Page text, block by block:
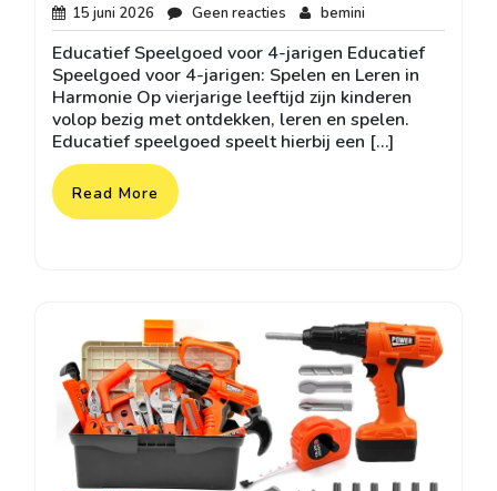
15 juni 2026 15
juni
2026
Geen reacties Geen
reacties
bemini
Educatief Speelgoed voor 4-jarigen Educatief
Speelgoed voor 4-jarigen: Spelen en Leren in
Harmonie Op vierjarige leeftijd zijn kinderen
volop bezig met ontdekken, leren en spelen.
Educatief speelgoed speelt hierbij een […]
Read More